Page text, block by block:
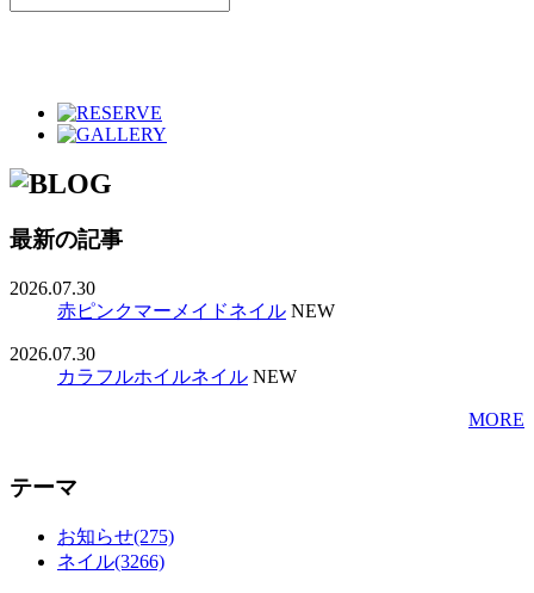
最新の記事
2026.07.30
赤ピンクマーメイドネイル NEW
2026.07.30
カラフルホイルネイル NEW
MORE
テーマ
お知らせ(275)
ネイル(3266)